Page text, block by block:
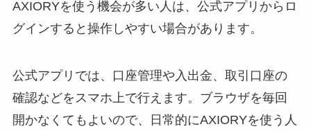
AXIORYを使う機会が多い人は、公式アプリからロ
グインすると操作しやすい場合があります。
公式アプリでは、口座管理や入出金、取引口座の
確認などをスマホ上で行えます。ブラウザを毎回
開かなくてもよいので、日常的にAXIORYを使う人